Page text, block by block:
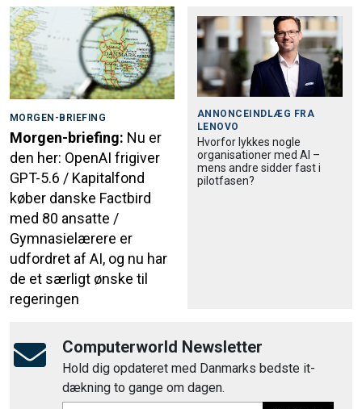
MORGEN-BRIEFING
Morgen-briefing: Nu er
den her: OpenAI frigiver
GPT-5.6 / Kapitalfond
køber danske Factbird
med 80 ansatte /
Gymnasielærere er
udfordret af AI, og nu har
de et særligt ønske til
regeringen
ANNONCEINDLÆG FRA
LENOVO
Hvorfor lykkes nogle
organisationer med AI –
mens andre sidder fast i
pilotfasen?
Computerworld Newsletter
Hold dig opdateret med Danmarks bedste it-
dækning to gange om dagen.